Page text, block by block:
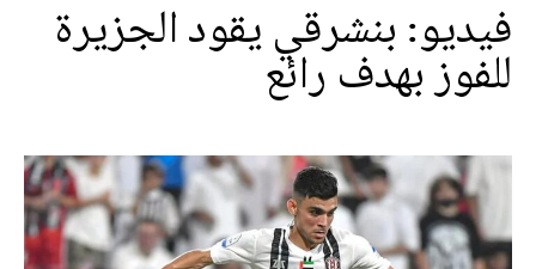
فيديو: بنشرقي يقود الجزيرة
للفوز بهدف رائع